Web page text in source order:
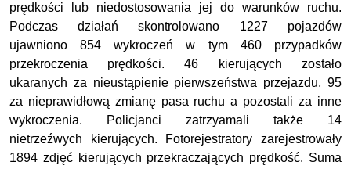
prędkości lub niedostosowania jej do warunków ruchu.
Podczas działań skontrolowano 1227 pojazdów
ujawniono 854 wykroczeń w tym 460 przypadków
przekroczenia prędkości. 46 kierujących zostało
ukaranych za nieustąpienie pierwszeństwa przejazdu, 95
za nieprawidłową zmianę pasa ruchu a pozostali za inne
wykroczenia. Policjanci zatrzyamali także 14
nietrzeźwych kierujących. Fotorejestratory zarejestrowały
1894 zdjęć kierujących przekraczających prędkość. Suma